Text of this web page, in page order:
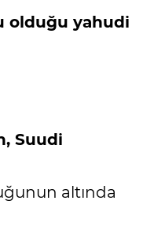
olduğu yahudi
Suudi
altında